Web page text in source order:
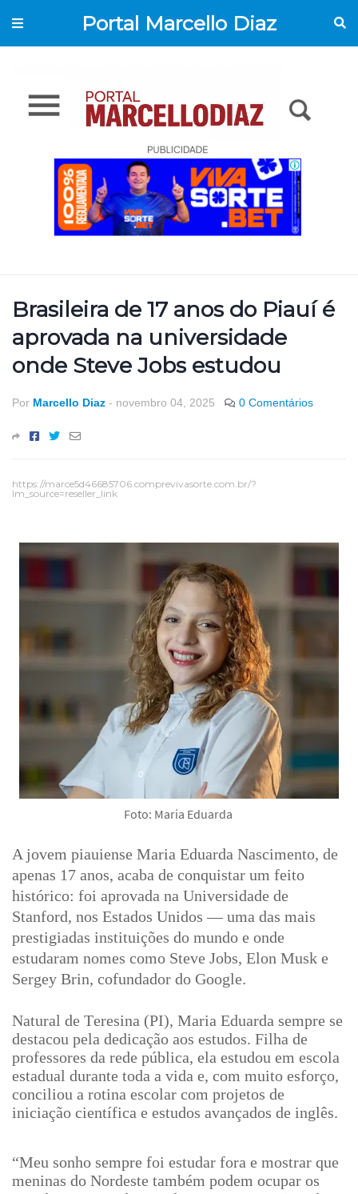
Portal Marcello Diaz
Brasileira de 17 anos do Piauí é
aprovada na universidade
onde Steve Jobs estudou
Por Marcello Diaz - novembro 04, 2025 0 Comentários
https://marce5d46685706.comprevivasorte.com.br/?
lm_source=reseller_link
Foto: Maria Eduarda
A jovem piauiense Maria Eduarda Nascimento, de
apenas 17 anos, acaba de conquistar um feito
histórico: foi aprovada na Universidade de
Stanford, nos Estados Unidos — uma das mais
prestigiadas instituições do mundo e onde
estudaram nomes como Steve Jobs, Elon Musk e
Sergey Brin, cofundador do Google.
Natural de Teresina (PI), Maria Eduarda sempre se
destacou pela dedicação aos estudos. Filha de
professores da rede pública, ela estudou em escola
estadual durante toda a vida e, com muito esforço,
conciliou a rotina escolar com projetos de
iniciação científica e estudos avançados de inglês.
“Meu sonho sempre foi estudar fora e mostrar que
meninas do Nordeste também podem ocupar os